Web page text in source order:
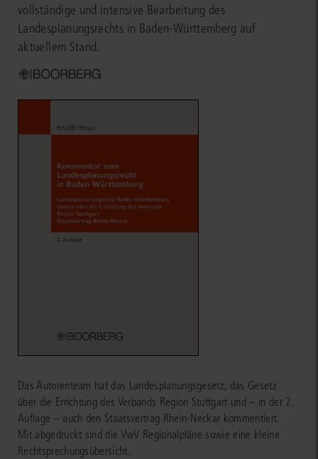
vollständige und intensive Bearbeitung des
Landesplanungsrechts in Baden-Württemberg auf
aktuellem Stand.
Das Autorenteam hat das Landesplanungsgesetz, das Gesetz
über die Errichtung des Verbands Region Stuttgart und – in der 2.
Auflage – auch den Staatsvertrag Rhein-Neckar kommentiert.
Mit abgedruckt sind die VwV Regionalpläne sowie eine kleine
Rechtsprechungsübersicht.